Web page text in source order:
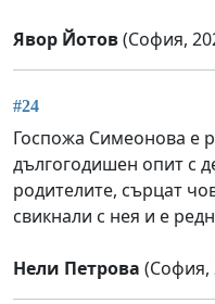
Явор Йотов(София,
#24
Госпожа Симеонова е
дългогодишен опит с
родителите, сърцат
свикнали с нея и е
Нели Петрова (София,